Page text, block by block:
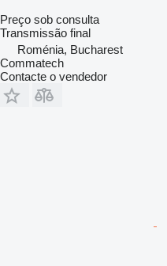
Preço sob consulta
Transmissão final
Roménia, Bucharest
Commatech
Contacte o vendedor